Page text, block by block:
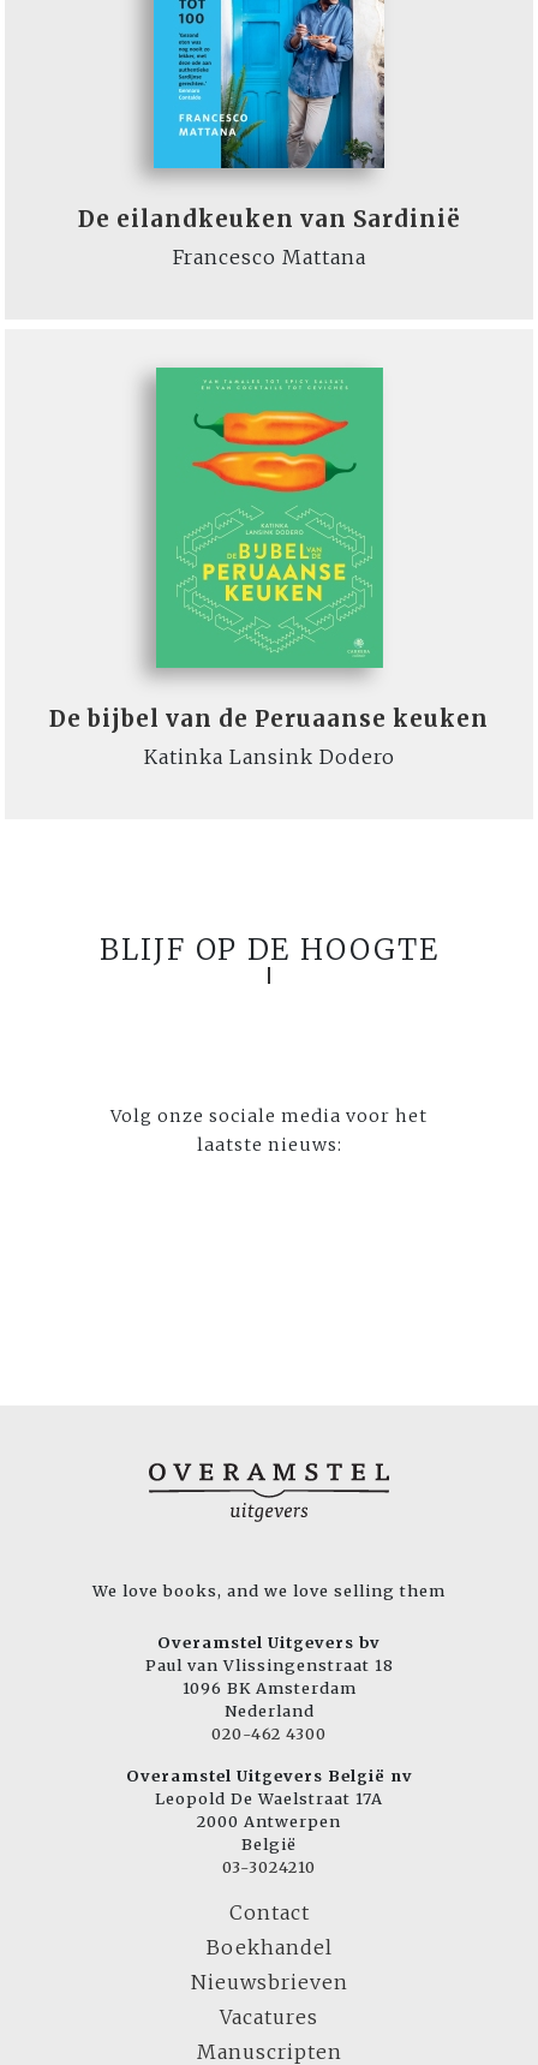
De eilandkeuken van Sardinië
Francesco Mattana
De bijbel van de Peruaanse keuken
Katinka Lansink Dodero
BLIJF OP DE HOOGTE
Volg onze sociale media voor het
laatste nieuws:
We love books, and we love selling them
Overamstel Uitgevers bv
Paul van Vlissingenstraat 18
1096 BK Amsterdam
Nederland
020-462 4300
Overamstel Uitgevers België nv
Leopold De Waelstraat 17A
2000 Antwerpen
België
03-3024210
Contact
Boekhandel
Nieuwsbrieven
Vacatures
Manuscripten